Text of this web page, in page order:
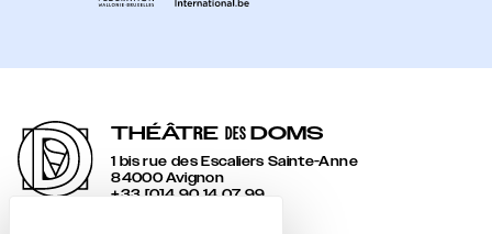
THÉÂTRE DES DOMS
1 bis rue des Escaliers Sainte-Anne
84000 Avignon
+33 [0]4 90 14 07 99